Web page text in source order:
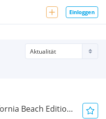
Einloggen
Beach Edition